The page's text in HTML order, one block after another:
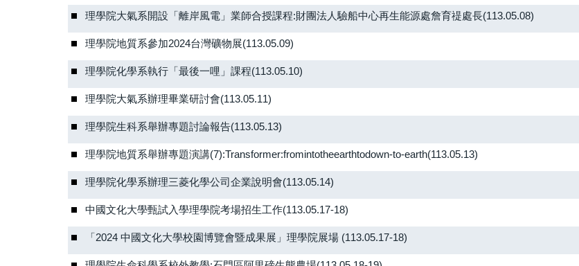
理學院大氣系開設「離岸風電」業師合授課程:財團法人驗船中心再生能源處詹育禔處長(113.05.08)
理學院地質系參加2024台灣礦物展(113.05.09)
理學院化學系執行「最後一哩」課程(113.05.10)
理學院大氣系辦理畢業研討會(113.05.11)
理學院生科系舉辦專題討論報告(113.05.13)
理學院地質系舉辦專題演講(7):Transformer:fromintotheearthtodown-to-earth(113.05.13)
理學院化學系辦理三菱化學公司企業說明會(113.05.14)
中國文化大學甄試入學理學院考場招生工作(113.05.17-18)
「2024 中國文化大學校園博覽會暨成果展」理學院展場 (113.05.17-18)